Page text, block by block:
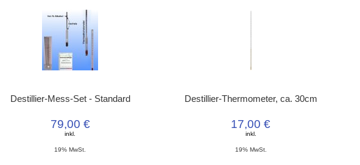
Destillier-Mess-Set - Standard
79,00 €
inkl.
19% MwSt.
Destillier-Thermometer, ca. 30cm
17,00 €
inkl.
19% MwSt.